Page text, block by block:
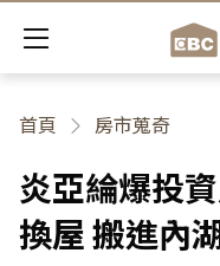
首頁 房市蒐奇
炎亞綸爆投
換屋 搬進內